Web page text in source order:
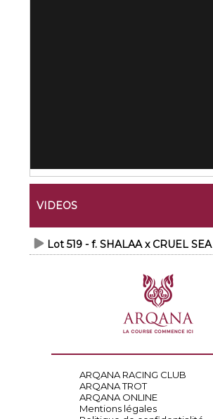
VIDEOS
Lot 519 - f. SHALAA x CRUEL SEA
ARQANA RACING CLUB
ARQANA TROT
ARQANA ONLINE
Mentions légales